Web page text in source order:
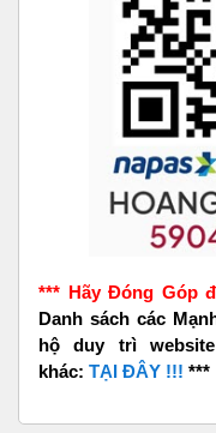
*** Hãy Đóng Góp
Danh sách các
hộ duy trì
khác: TẠI ĐÂY !!! ***